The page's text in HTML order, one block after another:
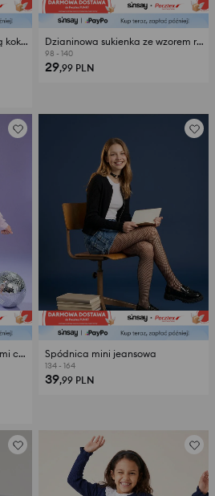
Sukienka w groszki z ozdobną kokardą Dzianinowa sukienka ze wzorem roślinnym
98 - 140
29,99 PLN
Spódnica mini z połyskującymi cekinami Spódnica mini jeansowa
134 - 164
39,99 PLN